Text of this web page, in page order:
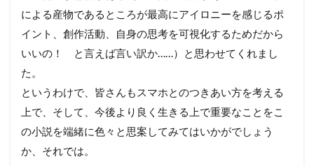
による産物であるところが最高にアイロニーを感じるポ
イント、創作活動、自身の思考を可視化するためだから
いいの！ と言えば言い訳か……）と思わせてくれまし
た。
というわけで、皆さんもスマホとのつきあい方を考える
上で、そして、今後より良く生きる上で重要なことをこ
の小説を端緒に色々と思案してみてはいかがでしょう
か、それでは。